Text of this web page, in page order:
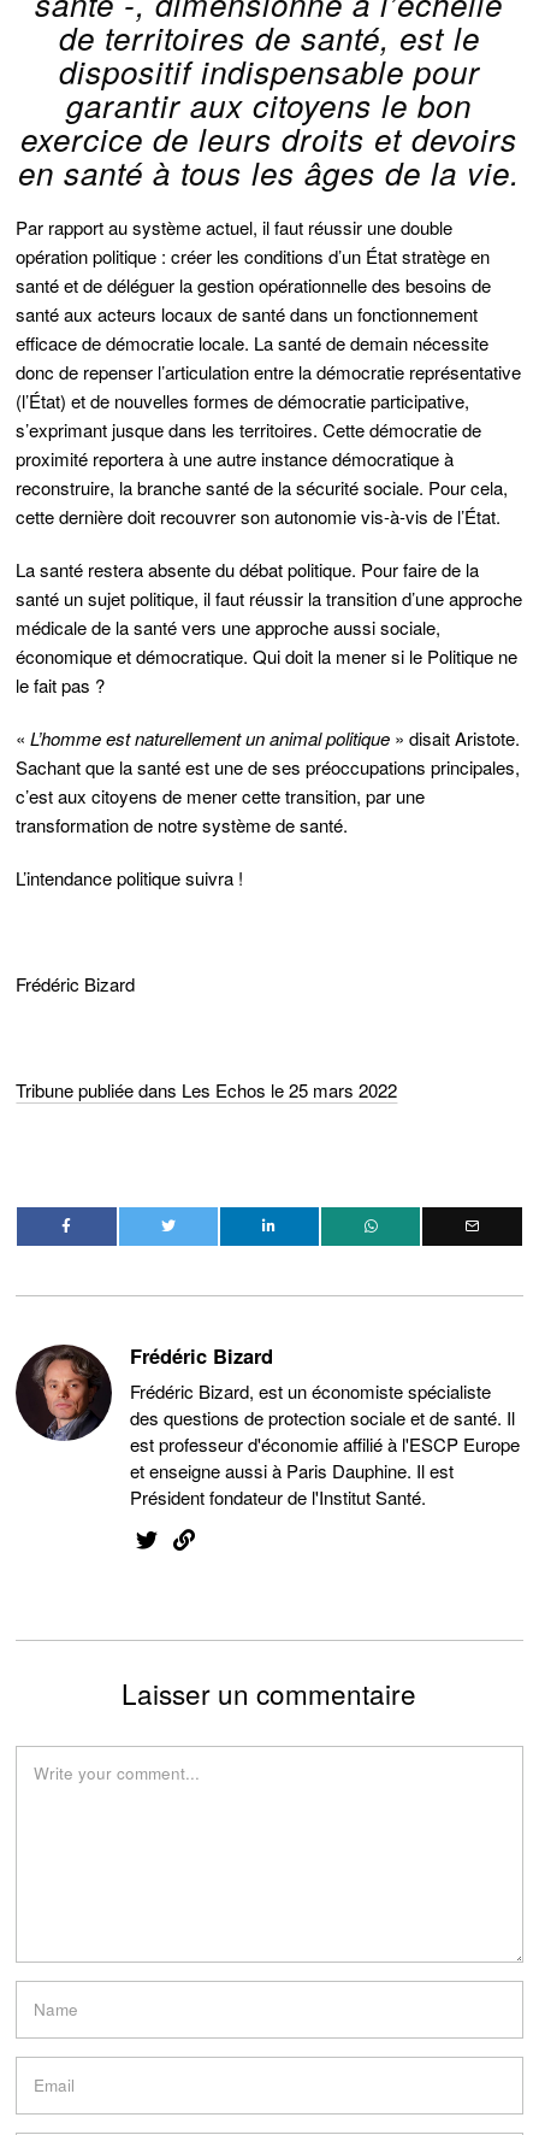
de territoires de santé, est le
dispositif indispensable pour
garantir aux citoyens le bon
exercice de leurs droits et devoirs
en santé à tous les âges de la vie.
Par rapport au système actuel, il faut réussir une double
opération politique : créer les conditions d’un État stratège en
santé et de déléguer la gestion opérationnelle des besoins de
santé aux acteurs locaux de santé dans un fonctionnement
efficace de démocratie locale. La santé de demain nécessite
donc de repenser l’articulation entre la démocratie représentative
(l’État) et de nouvelles formes de démocratie participative,
s’exprimant jusque dans les territoires. Cette démocratie de
proximité reportera à une autre instance démocratique à
reconstruire, la branche santé de la sécurité sociale. Pour cela,
cette dernière doit recouvrer son autonomie vis-à-vis de l’État.
La santé restera absente du débat politique. Pour faire de la
santé un sujet politique, il faut réussir la transition d’une approche
médicale de la santé vers une approche aussi sociale,
économique et démocratique. Qui doit la mener si le Politique ne
le fait pas ?
«L’homme est naturellement un animal politique » disait Aristote.
Sachant que la santé est une de ses préoccupations principales,
c’est aux citoyens de mener cette transition, par une
transformation de notre système de santé.
L’intendance politique suivra !
Frédéric Bizard
Tribune publiée dans Les Echos le 25 mars 2022
Frédéric Bizard
Frédéric Bizard, est un économiste spécialiste
des questions de protection sociale et de santé. Il
est professeur d'économie affilié à l'ESCP Europe
et enseigne aussi à Paris Dauphine. Il est
Président fondateur de l'Institut Santé.
Laisser un commentaire